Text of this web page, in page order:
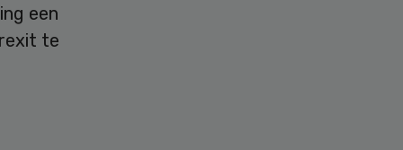
een
te